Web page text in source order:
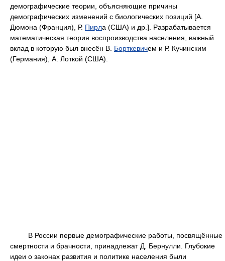
демографические теории, объясняющие причины
демографических изменений с биологических позиций [А.
Дюмона (Франция), Р. Пирла (США) и др.]. Разрабатывается
математическая теория воспроизводства населения, важный
вклад в которую был внесён В. Борткевичем и Р. Кучинским
(Германия), А. Лоткой (США).
В России первые демографические работы, посвящённые
смертности и брачности, принадлежат Д. Бернулли. Глубокие
идеи о законах развития и политике населения были